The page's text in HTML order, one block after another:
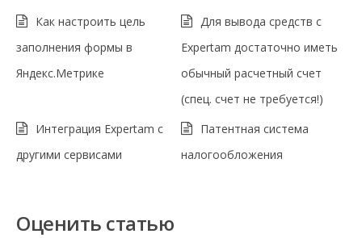
Как настроить цель
заполнения формы в
Яндекс.Метрике
Для вывода средств с
Expertam достаточно иметь
обычный расчетный счет
(спец. счет не требуется!)
Интеграция Expertam с
другими сервисами
Патентная система
налогообложения
Оценить статью